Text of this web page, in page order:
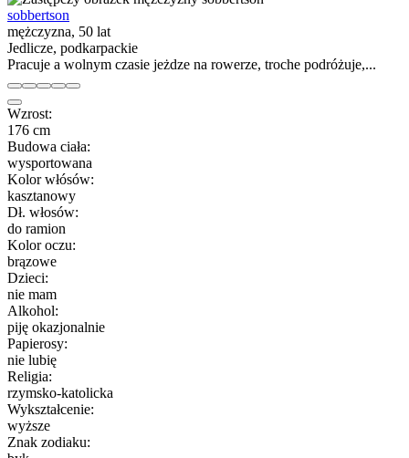
sobbertson
mężczyzna, 50 lat
Jedlicze, podkarpackie
Pracuje a wolnym czasie jeżdze na rowerze, troche podróżuje,...
Wzrost:
176 cm
Budowa ciała:
wysportowana
Kolor włósów:
kasztanowy
Dł. włosów:
do ramion
Kolor oczu:
brązowe
Dzieci:
nie mam
Alkohol:
piję okazjonalnie
Papierosy:
nie lubię
Religia:
rzymsko-katolicka
Wykształcenie:
wyższe
Znak zodiaku: